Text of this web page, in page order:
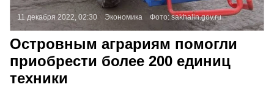
11 декабря 2022, 02:30 Экономика Фото:sakhalin.gov.ru
Островным аграриям помогли
приобрести более 200 единиц
техники